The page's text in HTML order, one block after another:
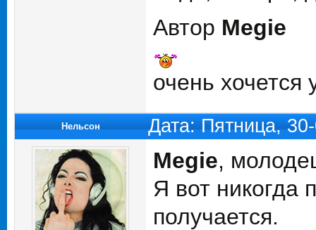
Автор Megie
очень
Нельсон Дата: Пятница,
Megie,
Я вот никогда
получается.